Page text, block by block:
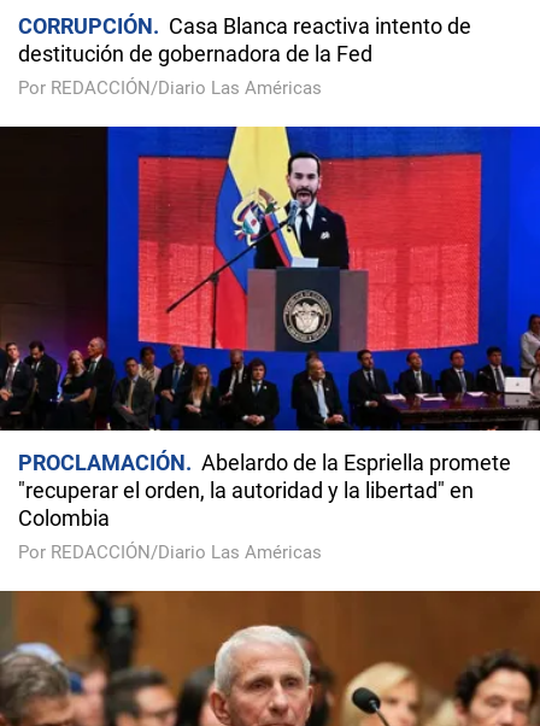
CORRUPCIÓN
Casa Blanca reactiva intento de
destitución de gobernadora de la Fed
Por REDACCIÓN/Diario Las Américas
PROCLAMACIÓN
Abelardo de la Espriella promete
"recuperar el orden, la autoridad y la libertad" en
Colombia
Por REDACCIÓN/Diario Las Américas